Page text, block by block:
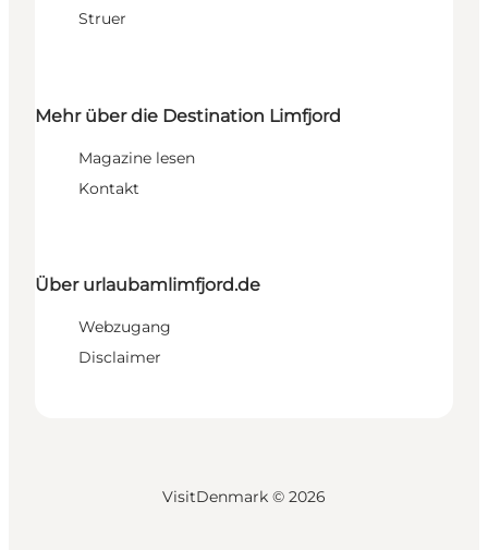
Struer
Mehr über die Destination Limfjord
Magazine lesen
Kontakt
Über urlaubamlimfjord.de
Webzugang
Disclaimer
VisitDenmark © 2026